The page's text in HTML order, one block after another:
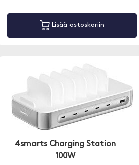
Lisää ostoskoriin
4smarts Charging Station
100W